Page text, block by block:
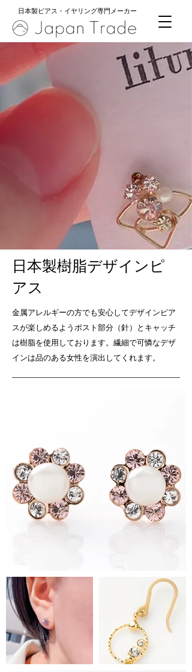
日本製ピアス・イヤリング専門メーカー
​日本製樹脂デザインピ
アス
金属アレルギーの方でも安心してデザインピア
スが楽しめるよう ポスト部分（針）とキャッチ
は樹脂を使用しております。 繊細で可憐なデザ
インは品のある女性を演出してくれます。